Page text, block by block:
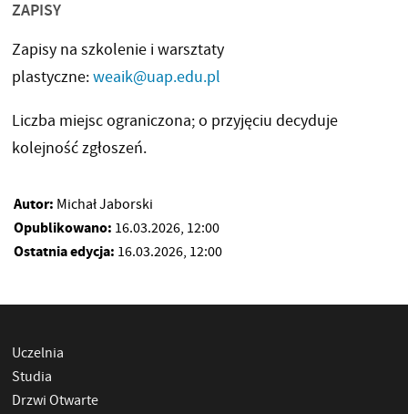
ZAPISY
Zapisy na szkolenie i warsztaty
plastyczne:weaik@uap.edu.pl
Liczba miejsc ograniczona; o przyjęciu decyduje
kolejność zgłoszeń.
Autor: Michał Jaborski
Opublikowano: 16.03.2026, 12:00
Ostatnia edycja: 16.03.2026, 12:00
Uczelnia
Studia
Drzwi Otwarte